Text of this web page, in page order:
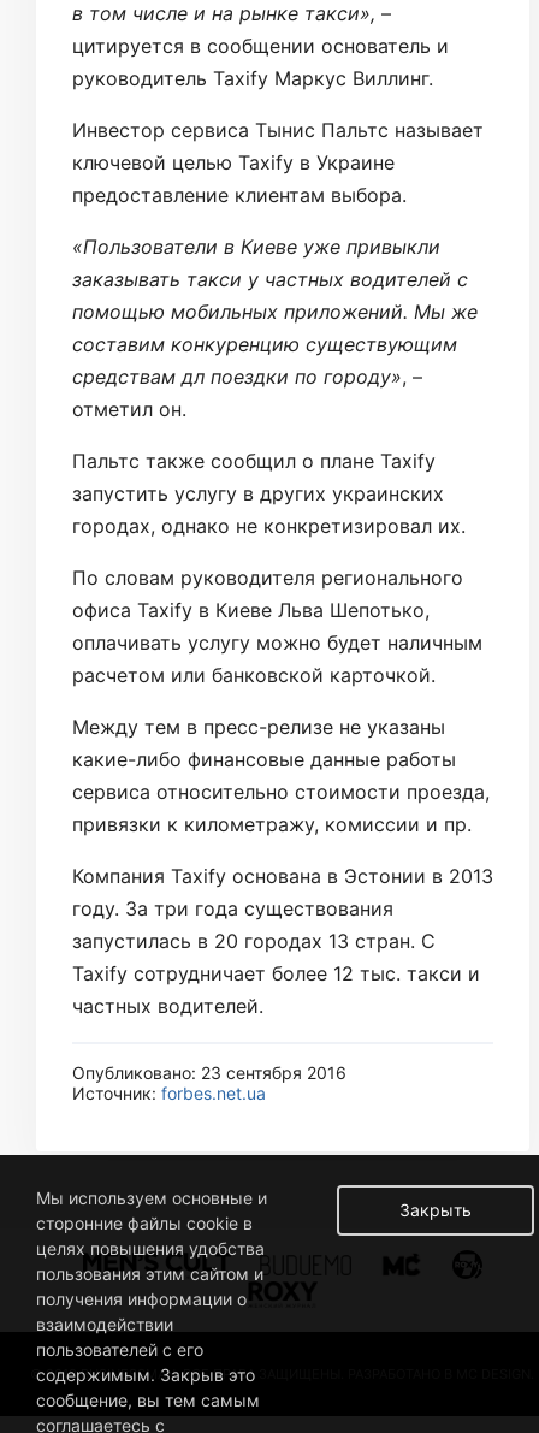
в том числе и на рынке такси», –
цитируется в сообщении основатель и
руководитель Taxify Маркус Виллинг.
Инвестор сервиса Тынис Пальтс называет
ключевой целью Taxify в Украине
предоставление клиентам выбора.
«Пользователи в Киеве уже привыкли
заказывать такси у частных водителей с
помощью мобильных приложений. Мы же
составим конкуренцию существующим
средствам дл поездки по городу», –
отметил он.
Пальтс также сообщил о плане Taxify
запустить услугу в других украинских
городах, однако не конкретизировал их.
По словам руководителя регионального
офиса Taxify в Киеве Льва Шепотько,
оплачивать услугу можно будет наличным
расчетом или банковской карточкой.
Между тем в пресс-релизе не указаны
какие-либо финансовые данные работы
сервиса относительно стоимости проезда,
привязки к километражу, комиссии и пр.
Компания Taxify основана в Эстонии в 2013
году. За три года существования
запустилась в 20 городах 13 стран. С
Taxify сотрудничает более 12 тыс. такси и
частных водителей.
Опубликовано: 23 сентября 2016
Источник: forbes.net.ua
© 2019 BUSINESSMAN. ВСЕ ПРАВА ЗАЩИЩЕНЫ. РАЗРАБОТАНО В MC DESIGN.
Закрыть
Мы используем основные и
сторонние файлы cookie в
целях повышения удобства
пользования этим сайтом и
получения информации о
взаимодействии
пользователей с его
содержимым. Закрыв это
сообщение, вы тем самым
соглашаетесь с